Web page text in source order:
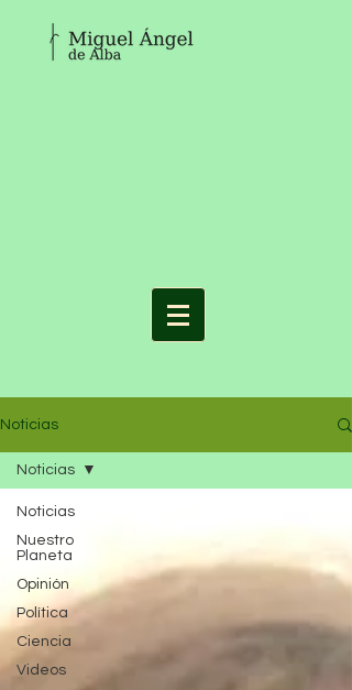
Noticias
Noticias
Nuestro
Planeta
Opinión
Política
Ciencia
Videos
Noticias